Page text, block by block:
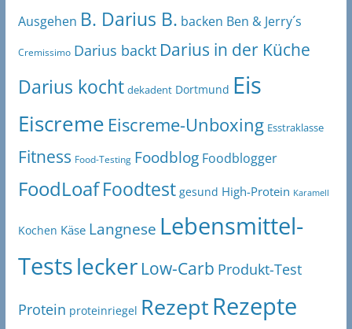
Ausgehen B. Darius B. backen Ben & Jerry´s
Cremissimo Darius backt Darius in der Küche
Darius kocht dekadent Dortmund Eis
Eiscreme Eiscreme-Unboxing Esstraklasse
Fitness Food-Testing Foodblog Foodblogger
FoodLoaf Foodtest gesund High-Protein Karamell
Kochen Käse Langnese Lebensmittel-
Testslecker Low-Carb Produkt-Test
Protein proteinriegel RezeptRezepte